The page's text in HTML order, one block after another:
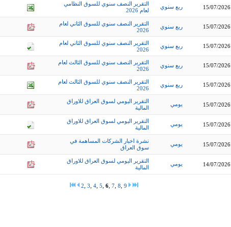
التقرير النصف سنوي للسوق النظامي
لعام 2026
ربع سنوي 15/07/2026
التقرير النصف سنوي للسوق الثاني لعام
2026
ربع سنوي 15/07/2026
التقرير النصف سنوي للسوق الثاني لعام
2026
ربع سنوي 15/07/2026
التقرير النصف سنوي للسوق الثالث لعام
2026
ربع سنوي 15/07/2026
التقرير النصف سنوي للسوق الثالث لعام
2026
ربع سنوي 15/07/2026
التقرير اليومي لسوق العراق للاوراق
المالية
يومي 15/07/2026
التقرير اليومي لسوق العراق للاوراق
المالية
يومي 15/07/2026
نشرة اخبار الشركات المساهمة في
سوق العراق
يومي 15/07/2026
التقرير اليومي لسوق العراق للاوراق
المالية
يومي 14/07/2026
2 3 4 5 6 7 8 9